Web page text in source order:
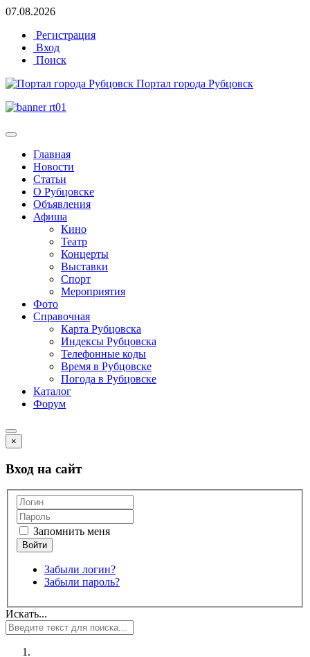
07.08.2026
Регистрация
Вход
Поиск
Портал города Рубцовск
Главная
Новости
Статьи
О Рубцовске
Объявления
Афиша
Кино
Театр
Концерты
Выставки
Спорт
Мероприятия
Фото
Справочная
Карта Рубцовска
Индексы Рубцовска
Телефонные коды
Время в Рубцовске
Погода в Рубцовске
Каталог
Форум
×
Вход на сайт
Запомнить меня
Забыли логин?
Забыли пароль?
Искать...